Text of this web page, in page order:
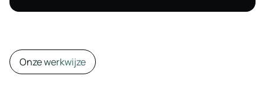
Onze werkwijze